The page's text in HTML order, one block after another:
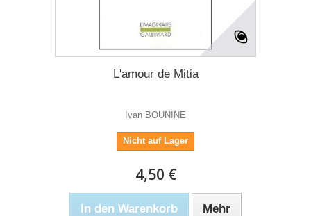
L'amour de Mitia
Ivan BOUNINE
Nicht auf Lager
4,50 €
In den Warenkorb Mehr